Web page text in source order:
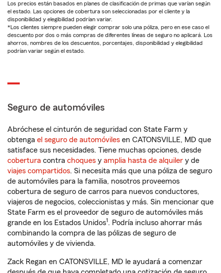
Los precios están basados en planes de clasificación de primas que varían según
el estado. Las opciones de cobertura son seleccionadas por el cliente y la
disponibilidad y elegibilidad podrían variar.
*Los clientes siempre pueden elegir comprar solo una póliza, pero en ese caso el
descuento por dos o más compras de diferentes líneas de seguro no aplicará. Los
ahorros, nombres de los descuentos, porcentajes, disponibilidad y elegibilidad
podrían variar según el estado.
Seguro de automóviles
Abróchese el cinturón de seguridad con State Farm y
obtenga el seguro de automóviles en CATONSVILLE, MD que
satisface sus necesidades. Tiene muchas opciones, desde
cobertura contra choques y amplia hasta de alquiler y de
viajes compartidos. Si necesita más que una póliza de seguro
de automóviles para la familia, nosotros proveemos
cobertura de seguro de carros para nuevos conductores,
viajeros de negocios, coleccionistas y más. Sin mencionar que
State Farm es el proveedor de seguro de automóviles más
grande en los Estados Unidos1. Podría incluso ahorrar más
combinando la compra de las pólizas de seguro de
automóviles y de vivienda.
Zack Regan en CATONSVILLE, MD le ayudará a comenzar